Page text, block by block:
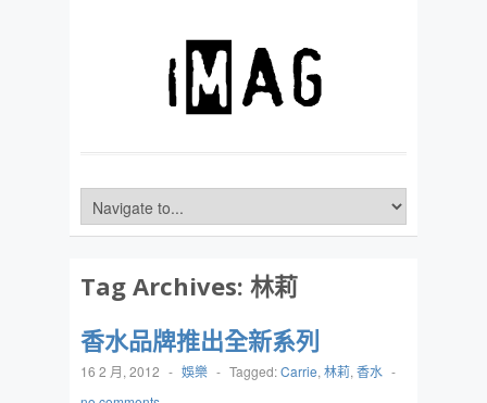
Tag Archives: 林莉
香水品牌推出全新系列
16 2 月, 2012 - 娛樂 - Tagged:Carrie, 林莉, 香水 -